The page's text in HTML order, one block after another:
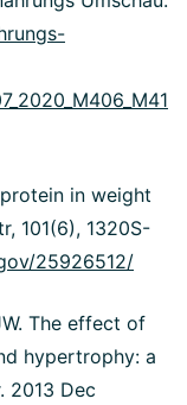
in weight
101(6), 1320S-
25926512/
The effect of
hypertrophy: a
2013 Dec